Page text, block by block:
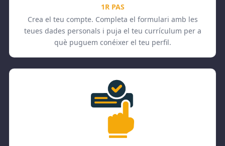
1R PAS
Crea el teu compte. Completa el formulari amb les
teues dades personals i puja el teu currículum per a
què puguem conéixer el teu perfil.